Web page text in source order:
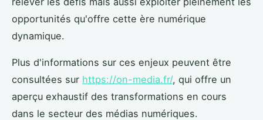
opportunités qu'offre cette ère numérique
dynamique.
Plus d'informations sur ces enjeux peuvent être
consultées sur https://on-media.fr/, qui offre un
aperçu exhaustif des transformations en cours
dans le secteur des médias numériques.